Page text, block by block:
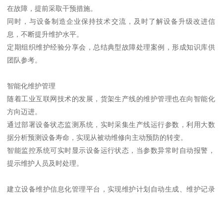
在故障，提前采取干预措施。
同时，与设备制造企业保持技术交流，及时了解设备升级改进信
息，不断提升维护水平。
定期组织维护经验分享会，总结典型故障处理案例，形成知识库供
团队参考。
智能化维护管理
随着工业互联网技术的发展，货架生产线的维护管理也在向智能化
方向迈进。
通过部署设备状态监测系统，实时采集生产线运行参数，利用大数
据分析预测设备寿命，实现从被动维修向主动预防的转变。
智能监控系统可实时显示设备运行状态，当参数异常时自动报警，
提示维护人员及时处理。
建立设备维护信息化管理平台，实现维护计划自动生成、维护记录